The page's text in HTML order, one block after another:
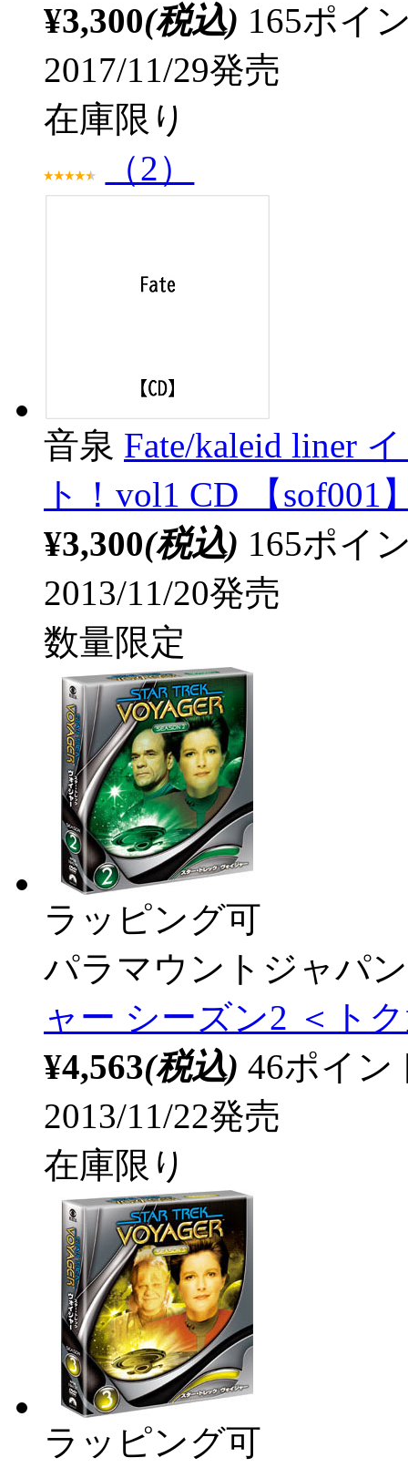
¥3,300(税込) 165ポイ
2017/11/29発売
在庫限り
（2）
音泉 Fate/kaleid liner
ト！vol1 CD 【sof001
¥3,300(税込) 165ポイ
2013/11/20発売
数量限定
ラッピング可
パラマウントジャパン
ャー シーズン2 ＜ト
¥4,563(税込) 46ポイ
2013/11/22発売
在庫限り
ラッピング可